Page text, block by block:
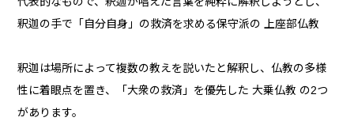
釈迦の手で「自分自身」の救済を求める保守派の 上座部仏教
釈迦は場所によって複数の教えを説いたと解釈し、仏教の多様
性に着眼点を置き、「大衆の救済」を優先した 大乗仏教 の2つ
があります。